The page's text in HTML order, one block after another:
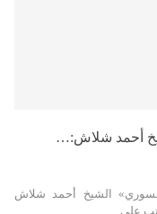
أحمد شلاش:…
الشيخ أحمد شلاش